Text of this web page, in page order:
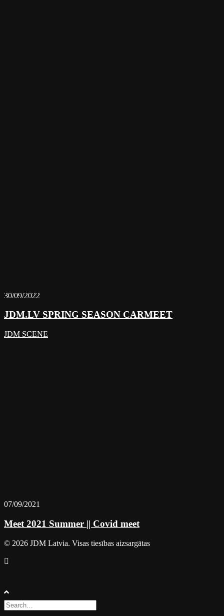
30/09/2022
JDM.LV SPRING SEASON CARMEET
JDM SCENE
07/09/2021
Meet 2021 Summer || Covid meet
© 2026 JDM Latvia. Visas tiesības aizsargātas